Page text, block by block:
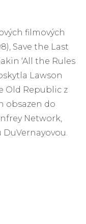
filmových
Save the Last
‘All the Rules
Lawson
Old Republic z
obsazen do
Network,